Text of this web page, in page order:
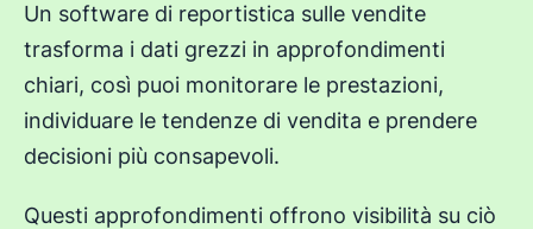
Un software di reportistica sulle vendite
trasforma i dati grezzi in approfondimenti
chiari, così puoi monitorare le prestazioni,
individuare le tendenze di vendita e prendere
decisioni più consapevoli.
Questi approfondimenti offrono visibilità su ciò